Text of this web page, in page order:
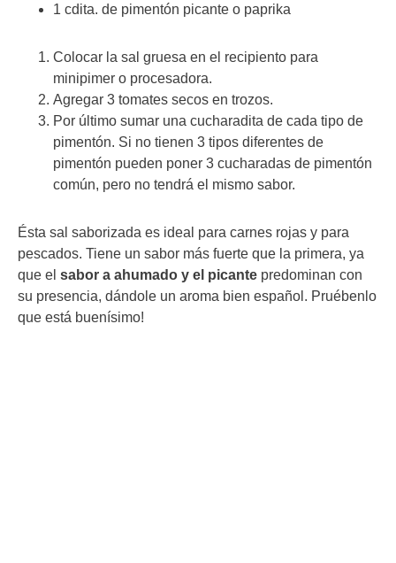
1 cdita. de pimentón picante o paprika
Colocar la sal gruesa en el recipiento para
minipimer o procesadora.
Agregar 3 tomates secos en trozos.
Por último sumar una cucharadita de cada tipo de
pimentón. Si no tienen 3 tipos diferentes de
pimentón pueden poner 3 cucharadas de pimentón
común, pero no tendrá el mismo sabor.
Ésta sal saborizada es ideal para carnes rojas y para
pescados. Tiene un sabor más fuerte que la primera, ya
que el sabor a ahumado y el picante predominan con
su presencia, dándole un aroma bien español. Pruébenlo
que está buenísimo!